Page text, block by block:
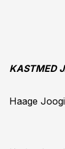
KASTMED
Haage